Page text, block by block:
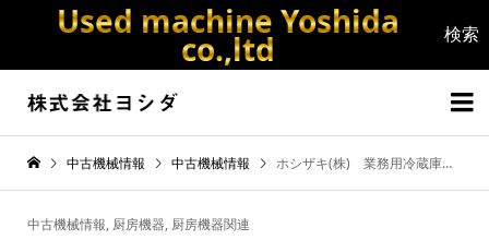
Used machine Yoshida
co.,ltd


中古機械情報 中古機械情報 ホシザキ(株) 業務用冷蔵庫① HR-150A-1-ML／2023年製
中古機械情報, 厨房機器, 厨房機器関連